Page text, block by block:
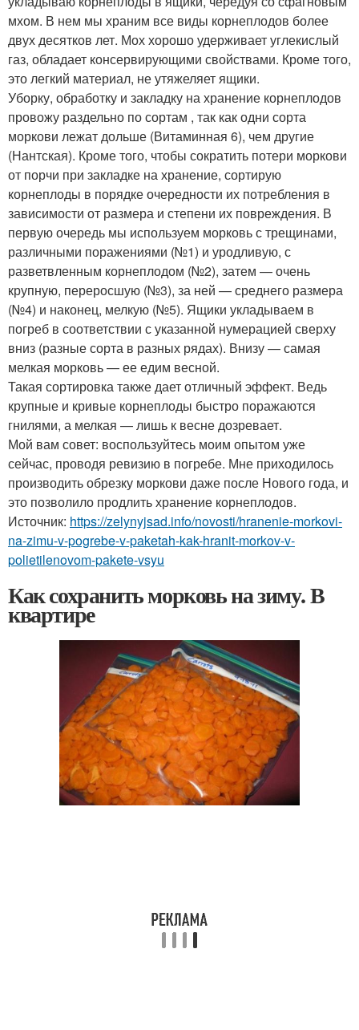
мхом. В нем мы храним все виды корнеплодов более
двух десятков лет. Мох хорошо удерживает углекислый
газ, обладает консервирующими свойствами. Кроме того,
это легкий материал, не утяжеляет ящики.
Уборку, обработку и закладку на хранение корнеплодов
провожу раздельно по сортам , так как одни сорта
моркови лежат дольше (Витаминная 6), чем другие
(Нантская). Кроме того, чтобы сократить потери моркови
от порчи при закладке на хранение, сортирую
корнеплоды в порядке очередности их потребления в
зависимости от размера и степени их повреждения. В
первую очередь мы используем морковь с трещинами,
различными поражениями (№1) и уродливую, с
разветвленным корнеплодом (№2), затем — очень
крупную, переросшую (№3), за ней — среднего размера
(№4) и наконец, мелкую (№5). Ящики укладываем в
погреб в соответствии с указанной нумерацией сверху
вниз (разные сорта в разных рядах). Внизу — самая
мелкая морковь — ее едим весной.
Такая сортировка также дает отличный эффект. Ведь
крупные и кривые корнеплоды быстро поражаются
гнилями, а мелкая — лишь к весне дозревает.
Мой вам совет: воспользуйтесь моим опытом уже
сейчас, проводя ревизию в погребе. Мне приходилось
производить обрезку моркови даже после Нового года, и
это позволило продлить хранение корнеплодов.
Источник: https://zelynyjsad.info/novosti/hranenie-morkovi-
na-zimu-v-pogrebe-v-paketah-kak-hranit-morkov-v-
polietilenovom-pakete-vsyu
Как сохранить морковь на зиму. В
квартире